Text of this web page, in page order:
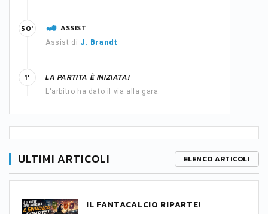
ASSIST
Assist di J. Brandt
50'
LA PARTITA È INIZIATA!
L'arbitro ha dato il via alla gara.
1'
ULTIMI ARTICOLI ELENCO ARTICOLI
IL FANTACALCIO RIPARTE!